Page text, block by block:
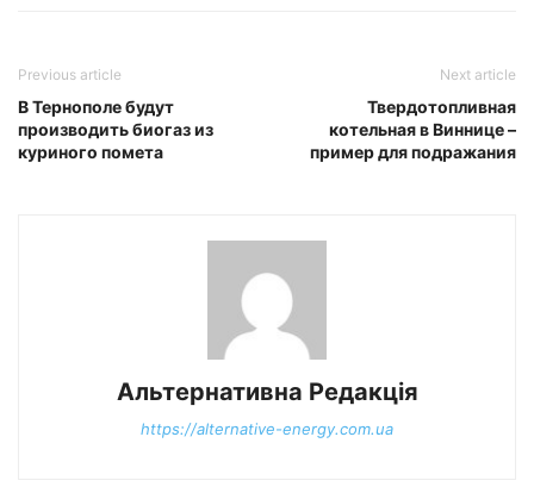
Previous article
В Тернополе будут
производить биогаз из
куриного помета
Next article
Твердотопливная
котельная в Виннице –
пример для подражания
Альтернативна Редакція
https://alternative-energy.com.ua